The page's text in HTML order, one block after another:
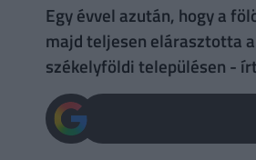
Egy évvel azután, hogy a
majd teljesen elárasztotta
székelyföldi településen -